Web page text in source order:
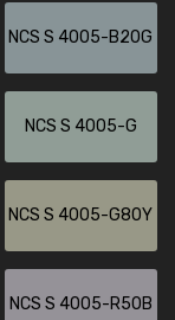
NCS S 4005-B20G
NCS S 4005-G
NCS S 4005-G80Y
NCS S 4005-R50B